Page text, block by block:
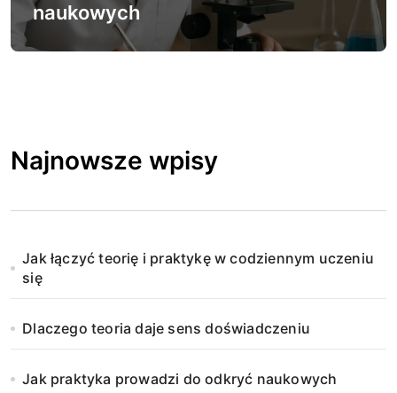
naukowych
Najnowsze wpisy
Jak łączyć teorię i praktykę w codziennym uczeniu
się
Dlaczego teoria daje sens doświadczeniu
Jak praktyka prowadzi do odkryć naukowych